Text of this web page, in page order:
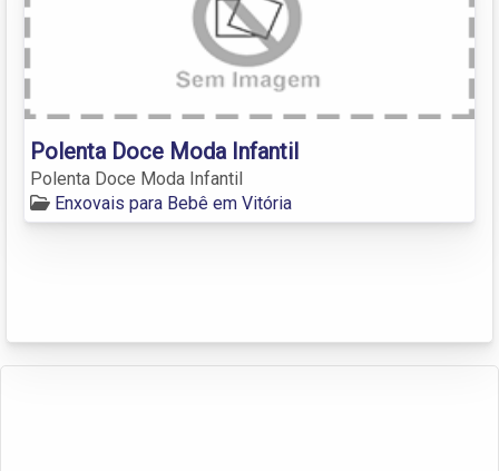
Polenta Doce Moda Infantil
Polenta Doce Moda Infantil
Enxovais para Bebê em Vitória